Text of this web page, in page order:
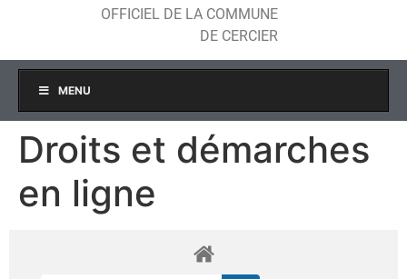
OFFICIEL DE LA COMMUNE
DE CERCIER
MENU
Droits et démarches
en ligne